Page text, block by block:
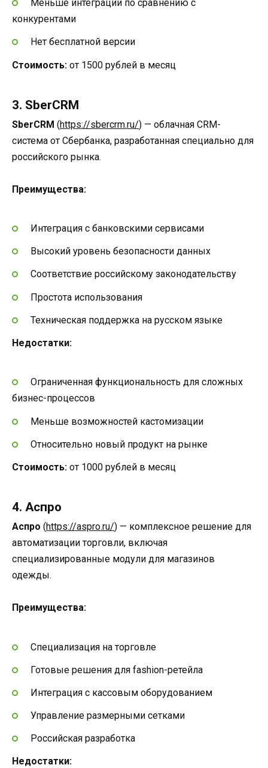
Меньше интеграций по сравнению с
конкурентами
Нет бесплатной версии
Стоимость: от 1500 рублей в месяц
3. SberCRM
SberCRM (https://sbercrm.ru/) — облачная CRM-
система от Сбербанка, разработанная специально для
российского рынка.
Преимущества:
Интеграция с банковскими сервисами
Высокий уровень безопасности данных
Соответствие российскому законодательству
Простота использования
Техническая поддержка на русском языке
Недостатки:
Ограниченная функциональность для сложных
бизнес-процессов
Меньше возможностей кастомизации
Относительно новый продукт на рынке
Стоимость: от 1000 рублей в месяц
4. Аспро
Аспро (https://aspro.ru/) — комплексное решение для
автоматизации торговли, включая
специализированные модули для магазинов
одежды.
Преимущества:
Специализация на торговле
Готовые решения для fashion-ретейла
Интеграция с кассовым оборудованием
Управление размерными сетками
Российская разработка
Недостатки: